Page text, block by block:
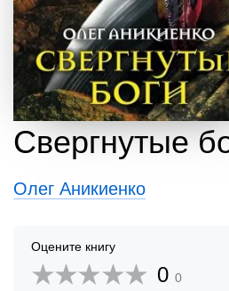
Свергнутые
Олег Аникиенко
Оцените книгу
0 0